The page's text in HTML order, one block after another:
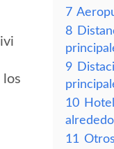
los
7
8
9
10
11